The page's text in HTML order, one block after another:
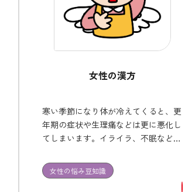
女性の漢方
寒い季節になり体が冷えてくると、更
年期の症状や生理痛などは更に悪化し
てしまいます。イライラ、不眠などの
体質に合った漢方薬を１ヶ月程度は継
続して服用し効果を確認しましょう。
女性の悩み豆知識